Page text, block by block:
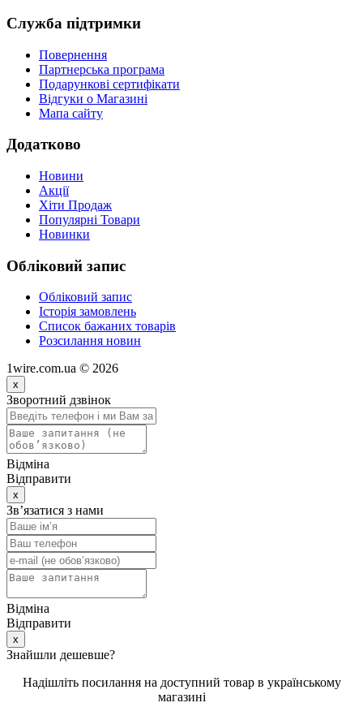
Служба підтримки
Повернення
Партнерська програма
Подарункові сертифікати
Відгуки о Магазині
Мапа сайту
Додатково
Новини
Акції
Хіти Продаж
Популярні Товари
Новинки
Обліковий запис
Обліковий запис
Історія замовлень
Список бажаних товарів
Розсилання новин
1wire.com.ua © 2026
x
Зворотний дзвінок
Відміна
Відправити
x
Зв’язатися з нами
Відміна
Відправити
x
Знайшли дешевше?
Надішліть посилання на доступний товар в українському
магазині